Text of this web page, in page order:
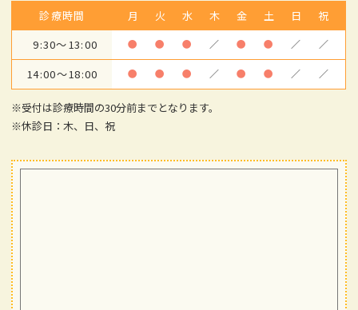
診療時間 月 火 水 木 金 土 日
祝
9:30～13:00
● ● ● ／ ● ● ／ ／
14:00～18:00 ● ● ● ／ ● ● ／ ／
※受付は診療時間の30分前までとなります。
※休診日：木、日、祝